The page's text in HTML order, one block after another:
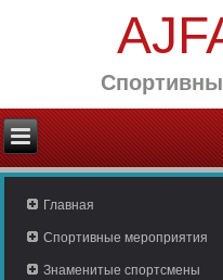
Главная
Спортивные мероприятия
Знаменитые спортсмены